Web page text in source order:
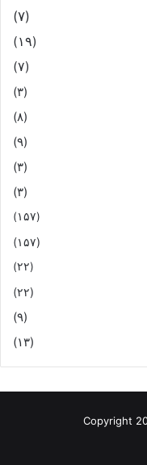
(۷)
(۱۹)
(۷)
(۳)
(۸)
(۹)
(۳)
(۳)
(۱۵۷)
(۱۵۷)
(۲۲)
(۲۲)
(۹)
(۱۳)